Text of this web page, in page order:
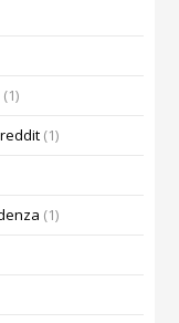
(1)
(1)
(1)